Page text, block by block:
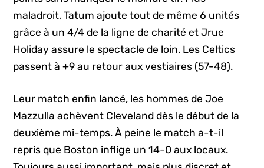
maladroit, Tatum ajoute tout de même 6 unités
grâce à un 4/4 de la ligne de charité et Jrue
Holiday assure le spectacle de loin. Les Celtics
passent à +9 au retour aux vestiaires (57-48).
Leur match enfin lancé, les hommes de Joe
Mazzulla achèvent Cleveland dès le début de la
deuxième mi-temps. À peine le match a-t-il
repris que Boston inflige un 14-0 aux locaux.